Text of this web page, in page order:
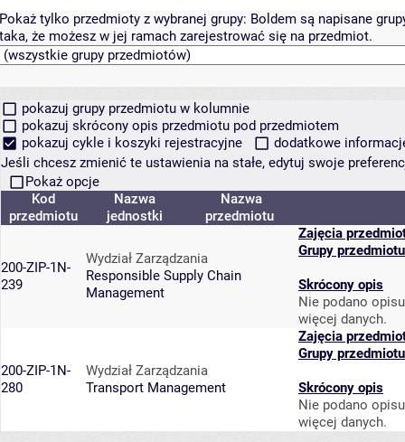
Pokaż tylko przedmioty z wybranej grupy: Boldem są napisane
taka, że możesz w jej ramach zarejestrować się na przedmiot.
pokazuj grupy przedmiotu w kolumnie
pokazuj skrócony opis przedmiotu pod przedmiotem
pokazuj cykle i koszyki rejestracyjne
dodatkowe
Jeśli chcesz zmienić te ustawienia na stałe, edytuj swoje
Pokaż opcje
Kod
przedmiotu
Nazwa
jednostki
Nazwa
przedmiotu
200-ZIP-1N-
239
Wydział Zarządzania
Responsible Supply Chain
Management
Zajęcia
Grupy przedmiotu
Skrócony opis
Nie podano
więcej danych.
200-ZIP-1N-
280
Wydział Zarządzania
Transport Management
Zajęcia
Grupy przedmiotu
Skrócony opis
Nie podano
więcej danych.